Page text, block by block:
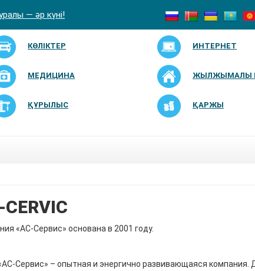
— әр күні!
КӨЛІКТЕР ИНТЕРНЕТ
МЕДИЦИНА ЖЫЛЖЫМАЛЫ
ҚҰРЫЛЫС ҚАРЖЫ
«АС-Сервис» основана в 2001 году.
Сервис» – опытная и энергично развивающаяся компания.